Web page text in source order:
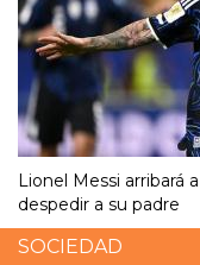
Lionel Messi arribará
despedir a su padre
SOCIEDAD